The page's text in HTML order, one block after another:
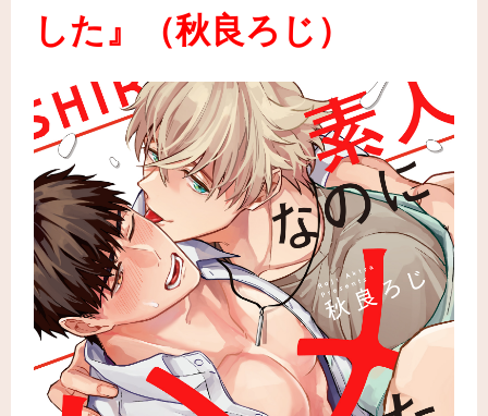
した』 （秋良ろじ ）